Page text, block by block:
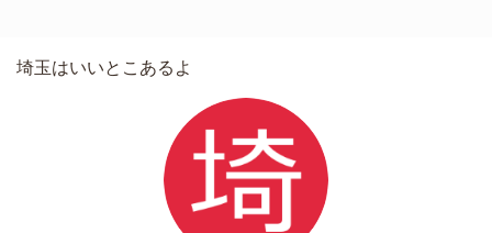
埼玉はいいとこあるよ